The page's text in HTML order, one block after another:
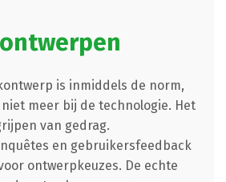
is inmiddels de norm,
meer bij de technologie. Het
van gedrag.
en gebruikersfeedback
ontwerpkeuzes. De echte